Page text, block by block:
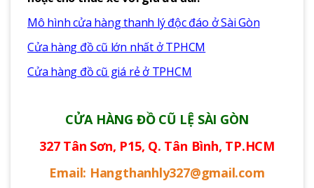
Mô hình cửa hàng thanh lý độc đáo ở Sài Gòn
Cửa hàng đồ cũ lớn nhất ở TPHCM
Cửa hàng đồ cũ giá rẻ ở TPHCM
CỬA HÀNG ĐỒ CŨ LỆ SÀI GÒN
327 Tân Sơn, P15, Q. Tân Bình, TP.HCM
Email: Hangthanhly327@gmail.com